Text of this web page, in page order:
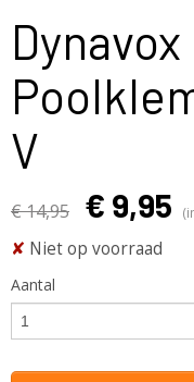
Dynavox
V
€ 14,95 € 9,95
✘ Niet op voorraad
Aantal